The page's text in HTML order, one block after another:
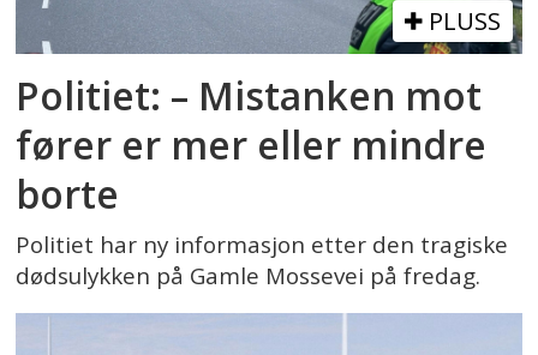
PLUSS
Politiet: – Mistanken mot
fører er mer eller mindre
borte
Politiet har ny informasjon etter den tragiske
dødsulykken på Gamle Mossevei på fredag.